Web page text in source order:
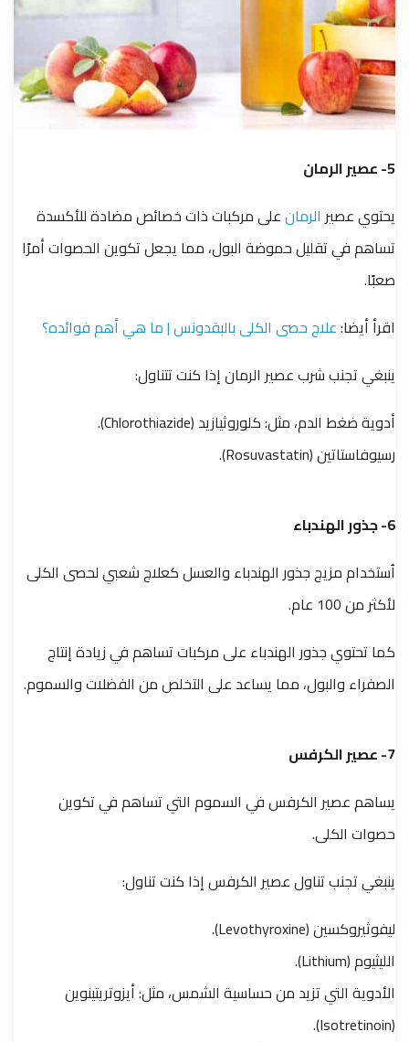
5- عصير الرمان
يحتوي عصيرالرمانعلى مركبات ذات خصائص مضادة للأكسدة
تساهم في تقليل حموضة البول، مما يجعل تكوين الحصوات أمرًا
صعبًا.
اقرأ أيضا:علاج حصى الكلى بالبقدونس | ما هي أهم فوائده؟
ينبغي تجنب شرب عصير الرمان إذا كنت تتناول:
أدوية ضغط الدم، مثل: كلوروثيازيد (Chlorothiazide).
رسيوفاستاتين (Rosuvastatin).
6- جذور الهندباء
اُستخدام مزيج جذور الهندباء والعسل كعلاج شعبي لحصى الكلى
لأكثر من 100 عام.
كما تحتوي جذور الهندباء على مركبات تساهم في زيادة إنتاج
الصفراء والبول، مما يساعد على التخلص من الفضلات والسموم.
7- عصير الكرفس
يساهم عصير الكرفس في السموم التي تساهم في تكوين
حصوات الكلى.
ينبغي تجنب تناول عصير الكرفس إذا كنت تناول:
ليفوثيروكسين (Levothyroxine).
الليثيوم (Lithium).
الأدوية التي تزيد من حساسية الشمس، مثل: أيزوتريتينوين
(Isotretinoin).